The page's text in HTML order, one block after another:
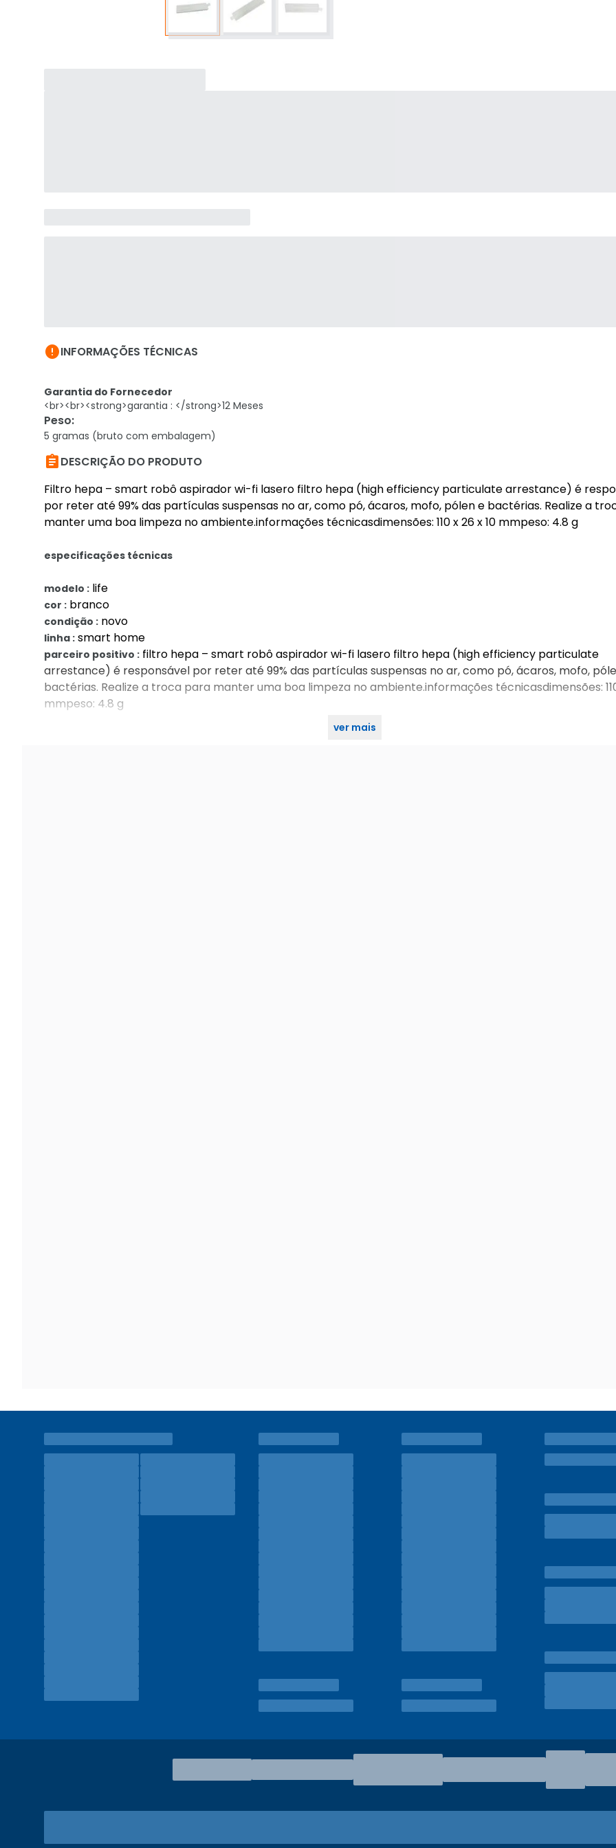
INFORMAÇÕES TÉCNICAS
Garantia do Fornecedor
<br><br><strong>garantia : </strong>12 Meses
Peso:
5 gramas (bruto com embalagem)
DESCRIÇÃO DO PRODUTO
Filtro hepa – smart robô aspirador wi-fi lasero filtro hepa (high efficiency particulate arrestance) é
por reter até 99% das partículas suspensas no ar, como pó, ácaros, mofo, pólen e bactérias. Realize a
manter uma boa limpeza no ambiente.informações técnicasdimensões: 110 x 26 x 10 mmpeso: 4.8 g
especificações técnicas
modelo : life
cor : branco
condição : novo
linha : smart home
parceiro positivo : filtro hepa – smart robô aspirador wi-fi lasero filtro hepa (high efficiency particulate
arrestance) é responsável por reter até 99% das partículas suspensas no ar, como pó, ácaros, mofo,
bactérias. Realize a troca para manter uma boa limpeza no ambiente.informações técnicasdimensões: 110
mmpeso: 4.8 g
ver mais